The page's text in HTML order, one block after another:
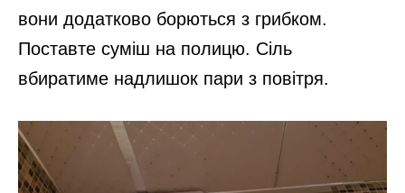
вони додатково борються з грибком.
Поставте суміш на полицю. Сіль
вбиратиме надлишок пари з повітря.